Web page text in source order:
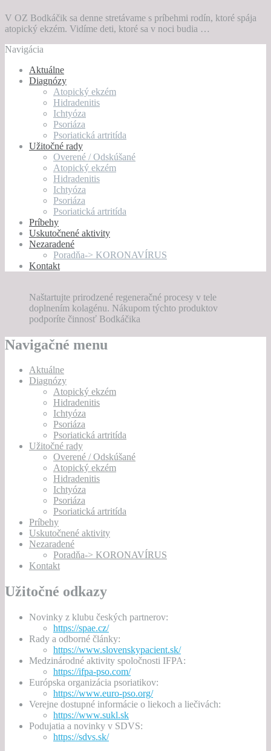
V OZ Bodkáčik sa denne stretávame s príbehmi rodín, ktoré spája
atopický ekzém. Vidíme deti, ktoré sa v noci budia …
Navigácia
Aktuálne
Diagnózy
Atopický ekzém
Hidradenitis
Ichtyóza
Psoriáza
Psoriatická artritída
Užitočné rady
Overené / Odskúšané
Atopický ekzém
Hidradenitis
Ichtyóza
Psoriáza
Psoriatická artritída
Príbehy
Uskutočnené aktivity
Nezaradené
Poradňa-> KORONAVÍRUS
Kontakt
Naštartujte prirodzené regeneračné procesy v tele
doplnením kolagénu. Nákupom týchto produktov
podporíte činnosť Bodkáčika
Navigačné menu
Aktuálne
Diagnózy
Atopický ekzém
Hidradenitis
Ichtyóza
Psoriáza
Psoriatická artritída
Užitočné rady
Overené / Odskúšané
Atopický ekzém
Hidradenitis
Ichtyóza
Psoriáza
Psoriatická artritída
Príbehy
Uskutočnené aktivity
Nezaradené
Poradňa-> KORONAVÍRUS
Kontakt
Užitočné odkazy
Novinky z klubu českých partnerov:
https://spae.cz/
Rady a odborné články:
https://www.slovenskypacient.sk/
Medzinárodné aktivity spoločnosti IFPA:
https://ifpa-pso.com/
Európska organizácia psoriatikov:
https://www.euro-pso.org/
Verejne dostupné informácie o liekoch a liečivách:
https://www.sukl.sk
Podujatia a novinky v SDVS:
https://sdvs.sk/